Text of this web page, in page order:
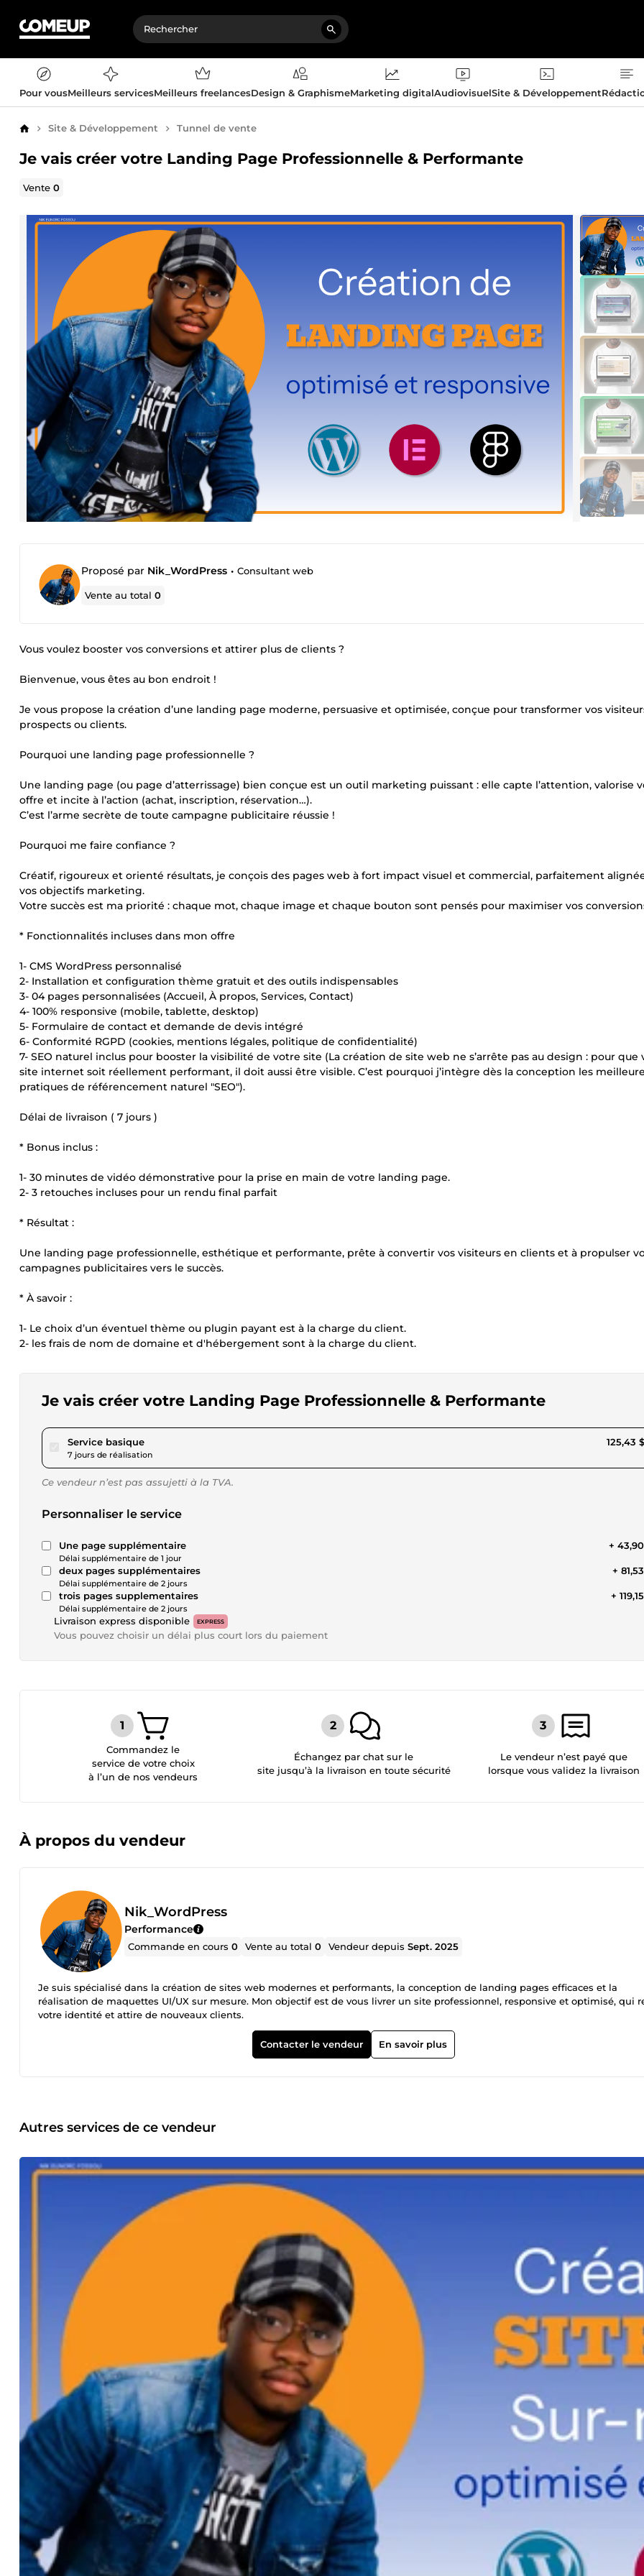
Pour vousMeilleurs servicesMeilleurs freelancesDesign & GraphismeMarketing digitalAudiovisuelSite & Développement
AccueilSite & Développement Tunnel de vente
Je vais créer votre Landing Page Professionnelle & Performante
Vente0
Proposé par Nik_WordPress • Consultant web
Vente au total0
Vous voulez booster vos conversions et attirer plus de clients ?
Bienvenue, vous êtes au bon endroit !
Je vous propose la création d’une landing page moderne, persuasive et optimisée, conçue pour transformer vos
prospects ou clients.
Pourquoi une landing page professionnelle ?
Une landing page (ou page d’atterrissage) bien conçue est un outil marketing puissant : elle capte l’attention, valorise
offre et incite à l’action (achat, inscription, réservation…).
C’est l’arme secrète de toute campagne publicitaire réussie !
Pourquoi me faire confiance ?
Créatif, rigoureux et orienté résultats, je conçois des pages web à fort impact visuel et commercial, parfaitement
vos objectifs marketing.
Votre succès est ma priorité : chaque mot, chaque image et chaque bouton sont pensés pour maximiser vos
* Fonctionnalités incluses dans mon offre
1- CMS WordPress personnalisé
2- Installation et configuration thème gratuit et des outils indispensables
3- 04 pages personnalisées (Accueil, À propos, Services, Contact)
4- 100% responsive (mobile, tablette, desktop)
5- Formulaire de contact et demande de devis intégré
6- Conformité RGPD (cookies, mentions légales, politique de confidentialité)
7- SEO naturel inclus pour booster la visibilité de votre site (La création de site web ne s’arrête pas au design : pour que
site internet soit réellement performant, il doit aussi être visible. C’est pourquoi j’intègre dès la conception les
pratiques de référencement naturel "SEO").
Délai de livraison ( 7 jours )
* Bonus inclus :
1- 30 minutes de vidéo démonstrative pour la prise en main de votre landing page.
2- 3 retouches incluses pour un rendu final parfait
* Résultat :
Une landing page professionnelle, esthétique et performante, prête à convertir vos visiteurs en clients et à propulser
campagnes publicitaires vers le succès.
* À savoir :
1- Le choix d’un éventuel thème ou plugin payant est à la charge du client.
2- les frais de nom de domaine et d'hébergement sont à la charge du client.
Je vais créer votre Landing Page Professionnelle & Performante
Service basiquepour 115,60 $US
7 jours de réalisation
125,43
Ce vendeur n’est pas assujetti à la TVA.
Personnaliser le service
Une page supplémentaire
Délai supplémentaire de 1 jour
+
deux pages supplémentaires
Délai supplémentaire de 2 jours
+
trois pages supplementaires
Délai supplémentaire de 2 jours
+
Livraison express disponible EXPRESS
Vous pouvez choisir un délai plus court lors du paiement
Commandez le
service de votre choix
à l’un de nos vendeurs
Échangez par chat sur le
site jusqu’à la livraison en toute sécurité
Le vendeur n’est payé que
lorsque vous validez la livraison
À propos du vendeur
Nik_WordPress
Performance
Commande en cours0 Vente au total0 Vendeur depuisSept. 2025
Je suis spécialisé dans la création de sites web modernes et performants, la conception de landing pages efficaces et la
réalisation de maquettes UI/UX sur mesure. Mon objectif est de vous livrer un site professionnel, responsive et optimisé, qui
votre identité et attire de nouveaux clients.
Contacter le vendeur En savoir plus
Autres services de ce vendeur